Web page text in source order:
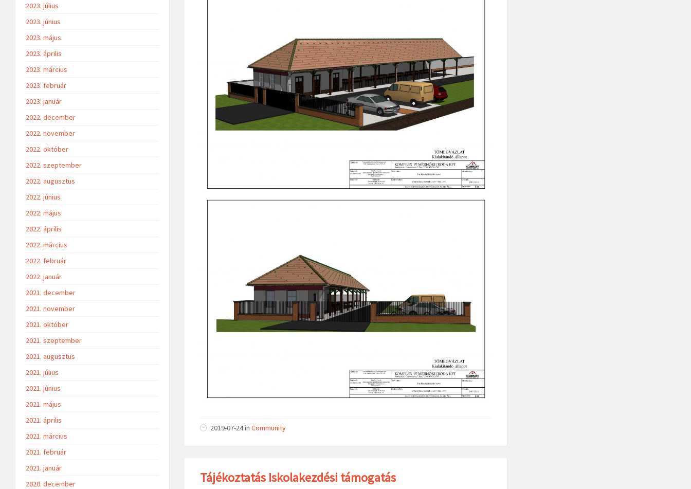
2019-07-24in Community
Tájékoztatás Iskolakezdési támogatás
2023. július
2023. június
2023. május
2023. április
2023. március
2023. február
2023. január
2022. december
2022. november
2022. október
2022. szeptember
2022. augusztus
2022. június
2022. május
2022. április
2022. március
2022. február
2022. január
2021. december
2021. november
2021. október
2021. szeptember
2021. augusztus
2021. július
2021. június
2021. május
2021. április
2021. március
2021. február
2021. január
2020. december